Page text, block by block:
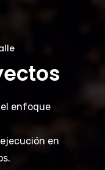
enfoque
en